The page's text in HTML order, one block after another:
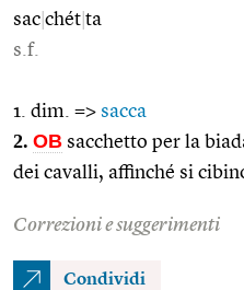
sac chét ta
s.f.
1. dim. => sacca
2. OB sacchetto per la
dei cavalli, affinché si
Correzioni e suggerimenti
Condividi